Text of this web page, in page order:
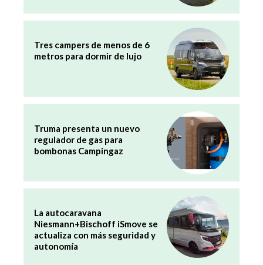
Tres campers de menos de 6
metros para dormir de lujo
Truma presenta un nuevo
regulador de gas para
bombonas Campingaz
La autocaravana
Niesmann+Bischoff iSmove se
actualiza con más seguridad y
autonomía